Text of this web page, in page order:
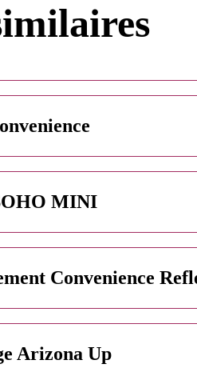
MINI
Convenience
Arizona Up